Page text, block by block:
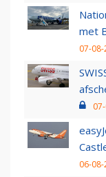
met
07-
06-